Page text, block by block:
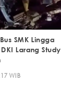
SMK Lingga
Larang Study
WIB